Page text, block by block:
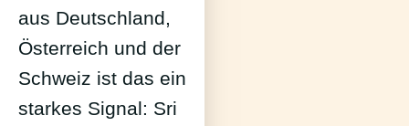
aus Deutschland,
Österreich und der
Schweiz ist das ein
starkes Signal: Sri